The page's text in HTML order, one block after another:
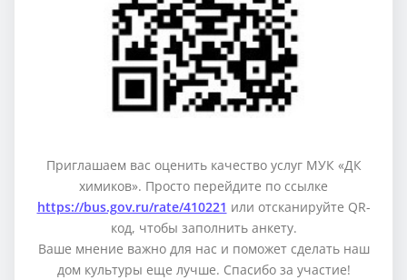
Приглашаем вас оценить качество услуг МУК «ДК
химиков». Просто перейдите по ссылке
https://bus.gov.ru/rate/410221 или отсканируйте QR-
код, чтобы заполнить анкету.
Ваше мнение важно для нас и поможет сделать наш
дом культуры еще лучше. Спасибо за участие!